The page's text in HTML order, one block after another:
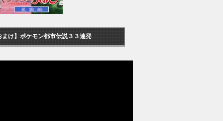
まけ】ポケモン都市伝説３３連発